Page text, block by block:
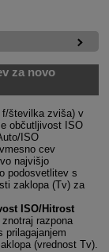
za novo
f/številka zviša) v
občutljivost ISO
ISO
cev
najvišjo
podosvetlitev s
zaklopa (Tv) za
ISO/Hitrost
razpona
prilagajanjem
(vrednost Tv).